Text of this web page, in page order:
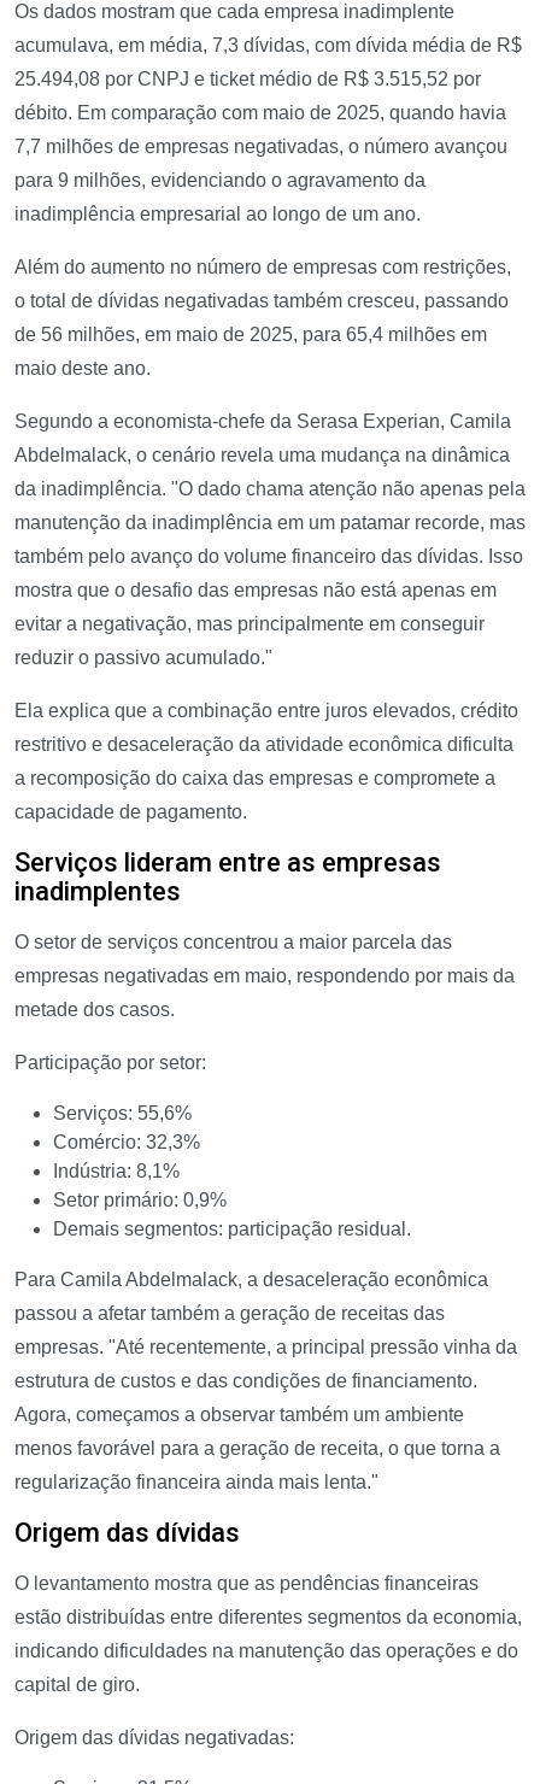
Os dados mostram que cada empresa inadimplente
acumulava, em média, 7,3 dívidas, com dívida média de R$
25.494,08 por CNPJ e ticket médio de R$ 3.515,52 por
débito. Em comparação com maio de 2025, quando havia
7,7 milhões de empresas negativadas, o número avançou
para 9 milhões, evidenciando o agravamento da
inadimplência empresarial ao longo de um ano.
Além do aumento no número de empresas com restrições,
o total de dívidas negativadas também cresceu, passando
de 56 milhões, em maio de 2025, para 65,4 milhões em
maio deste ano.
Segundo a economista-chefe da Serasa Experian, Camila
Abdelmalack, o cenário revela uma mudança na dinâmica
da inadimplência. "O dado chama atenção não apenas pela
manutenção da inadimplência em um patamar recorde, mas
também pelo avanço do volume financeiro das dívidas. Isso
mostra que o desafio das empresas não está apenas em
evitar a negativação, mas principalmente em conseguir
reduzir o passivo acumulado."
Ela explica que a combinação entre juros elevados, crédito
restritivo e desaceleração da atividade econômica dificulta
a recomposição do caixa das empresas e compromete a
capacidade de pagamento.
Serviços lideram entre as empresas
inadimplentes
O setor de serviços concentrou a maior parcela das
empresas negativadas em maio, respondendo por mais da
metade dos casos.
Participação por setor:
Serviços: 55,6%
Comércio: 32,3%
Indústria: 8,1%
Setor primário: 0,9%
Demais segmentos: participação residual.
Para Camila Abdelmalack, a desaceleração econômica
passou a afetar também a geração de receitas das
empresas. "Até recentemente, a principal pressão vinha da
estrutura de custos e das condições de financiamento.
Agora, começamos a observar também um ambiente
menos favorável para a geração de receita, o que torna a
regularização financeira ainda mais lenta."
Origem das dívidas
O levantamento mostra que as pendências financeiras
estão distribuídas entre diferentes segmentos da economia,
indicando dificuldades na manutenção das operações e do
capital de giro.
Origem das dívidas negativadas: